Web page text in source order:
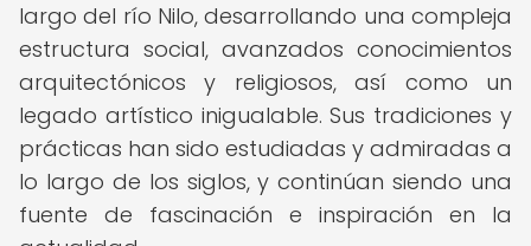
largo del río Nilo, desarrollando una compleja
estructura social, avanzados conocimientos
arquitectónicos y religiosos, así como un
legado artístico inigualable. Sus tradiciones y
prácticas han sido estudiadas y admiradas a
lo largo de los siglos, y continúan siendo una
fuente de fascinación e inspiración en la